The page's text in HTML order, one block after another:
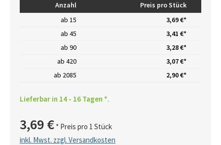
Anzahl
Preis pro Stück
ab 15
3,69 €*
ab 45
3,41 €*
ab 90
3,28 €*
ab 420
3,07 €*
ab 2085 2,90 €*
Lieferbar in 14 - 16 Tagen *.
3,69 € * Preis pro 1 Stück
inkl. Mwst. zzgl. Versandkosten